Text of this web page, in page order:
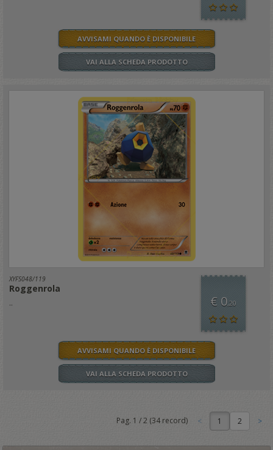
AVVISAMI QUANDO È DISPONIBILE
VAI ALLA SCHEDA PRODOTTO
XYFS048/119
Roggenrola
.. € 0,20
AVVISAMI QUANDO È DISPONIBILE
VAI ALLA SCHEDA PRODOTTO
Pag. 1 /2 (34 record) 1